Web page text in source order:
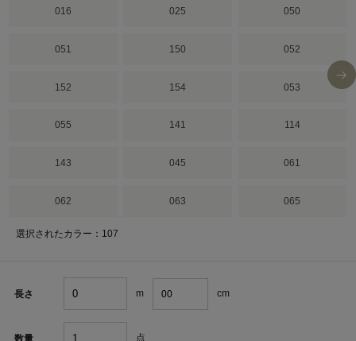
016 025 050
051 150 052
152 154 053
055 141 114
143 045 061
062 063 065
選択されたカラー：107
長さ m cm
数量 点